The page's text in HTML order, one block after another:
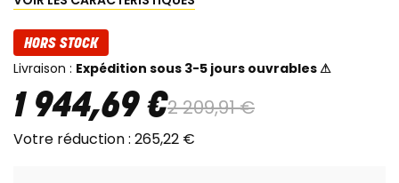
HORS STOCK
Livraison : Expédition sous 3-5 jours ouvrables ⚠
1 944,69€2 209,91€
Votre réduction : 265,22 €